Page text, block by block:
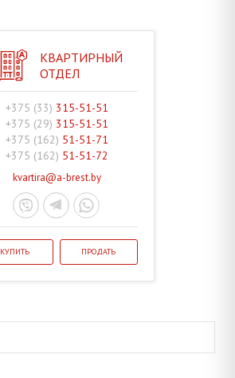
КВАРТИРНЫЙ
ОТДЕЛ
+375 (33) 315-51-51
+375 (29) 315-51-51
+375 (162) 51-51-71
+375 (162) 51-51-72
kvartira@a-brest.by
КУПИТЬ ПРОДАТЬ